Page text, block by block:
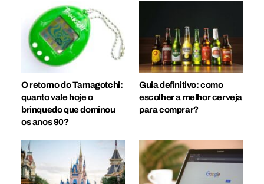
O retorno do Tamagotchi:
quanto vale hoje o
brinquedo que dominou
os anos 90?
Guia definitivo: como
escolher a melhor cerveja
para comprar?